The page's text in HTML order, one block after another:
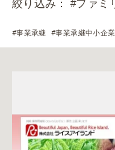
絞り込み：#ファミ
#事業承継 #事業承継中小企業